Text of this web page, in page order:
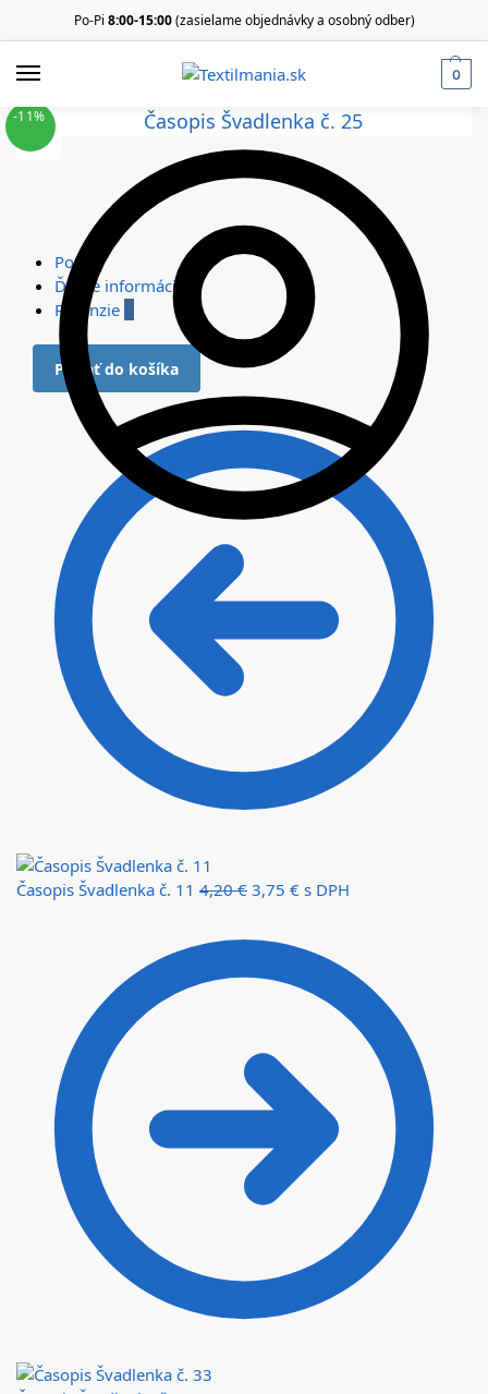
Po-Pi 8:00-15:00(zasielame objednávky a osobný odber)
0
Popis
Ďalšie informácie
Recenzie 0
Pridať do košíka
Časopis Švadlenka č. 11 4,20€ 3,75 € s DPH
-11%